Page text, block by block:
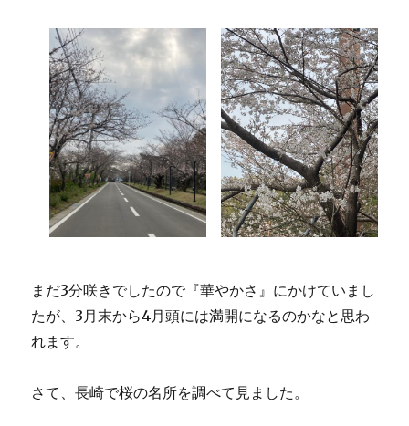
まだ3分咲きでしたので『華やかさ』にかけていまし
たが、3月末から4月頭には満開になるのかなと思わ
れます。
さて、長崎で桜の名所を調べて見ました。